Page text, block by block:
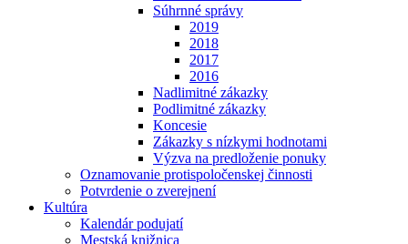
Súhrnné správy
2019
2018
2017
2016
Nadlimitné zákazky
Podlimitné zákazky
Koncesie
Zákazky s nízkymi hodnotami
Výzva na predloženie ponuky
Oznamovanie protispoločenskej činnosti
Potvrdenie o zverejnení
Kultúra
Kalendár podujatí
Mestská knižnica